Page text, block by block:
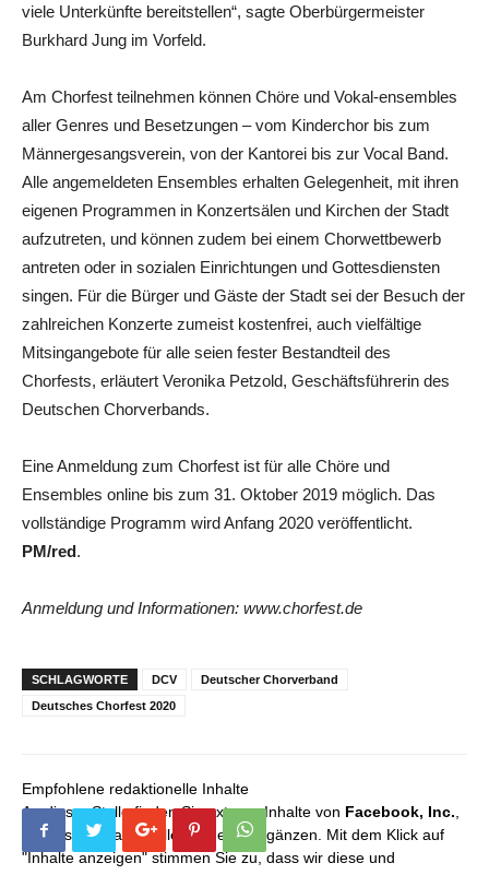
viele Unterkünfte bereitstellen“, sagte Oberbürgermeister
Burkhard Jung im Vorfeld.
Am Chorfest teilnehmen können Chöre und Vokal-ensembles
aller Genres und Besetzungen – vom Kinderchor bis zum
Männergesangsverein, von der Kantorei bis zur Vocal Band.
Alle angemeldeten Ensembles erhalten Gelegenheit, mit ihren
eigenen Programmen in Konzertsälen und Kirchen der Stadt
aufzutreten, und können zudem bei einem Chorwettbewerb
antreten oder in sozialen Einrichtungen und Gottesdiensten
singen. Für die Bürger und Gäste der Stadt sei der Besuch der
zahlreichen Konzerte zumeist kostenfrei, auch vielfältige
Mitsingangebote für alle seien fester Bestandteil des
Chorfests, erläutert Veronika Petzold, Geschäftsführerin des
Deutschen Chorverbands.
Eine Anmeldung zum Chorfest ist für alle Chöre und
Ensembles online bis zum 31. Oktober 2019 möglich. Das
vollständige Programm wird Anfang 2020 veröffentlicht.
PM/red.
Anmeldung und Informationen: www.chorfest.de
SCHLAGWORTE DCV
Deutscher Chorverband
Deutsches Chorfest 2020
Empfohlene redaktionelle Inhalte
An dieser Stelle finden Sie externe Inhalte von Facebook, Inc.
die unser redaktionelles Angebot ergänzen. Mit dem Klick auf
"Inhalte anzeigen" stimmen Sie zu, dass wir diese und